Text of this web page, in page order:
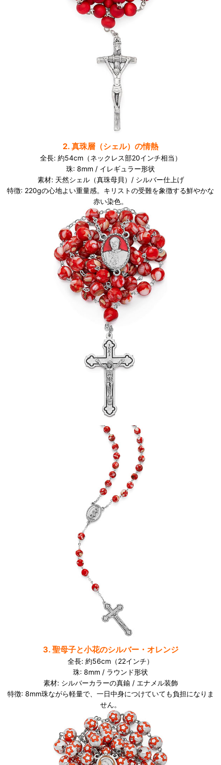
2. 真珠層（シェル）の情熱
全長: 約54cm（ネックレス部20インチ相当）
珠: 8mm / イレギュラー形状
素材: 天然シェル（真珠母貝）/ シルバー仕上げ
特徴: 220gの心地よい重量感。キリストの受難を象徴する鮮やかな
赤い染色。
3. 聖母子と小花のシルバー・オレンジ
全長: 約56cm（22インチ）
珠: 8mm / ラウンド形状
素材: シルバーカラーの真鍮 / エナメル装飾
特徴: 8mm珠ながら軽量で、一日中身につけていても負担になりま
せん。